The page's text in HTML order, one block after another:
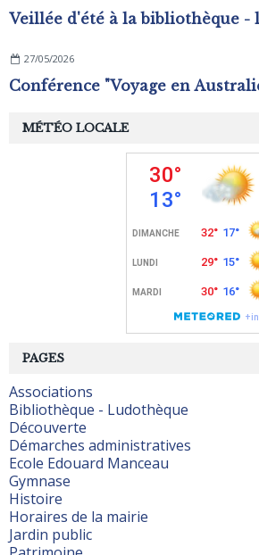
Veillée d'été à la bibliothèque -
27/05/2026
PAGES
Associations
Bibliothèque - Ludothèque
Découverte
Démarches administratives
Ecole Edouard Manceau
Gymnase
Histoire
Horaires de la mairie
Jardin public
MÉTÉO LOCALE